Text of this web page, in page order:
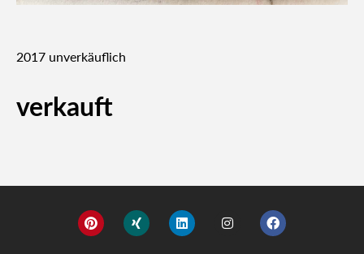
2017 unver­käuf­lich
verkauft